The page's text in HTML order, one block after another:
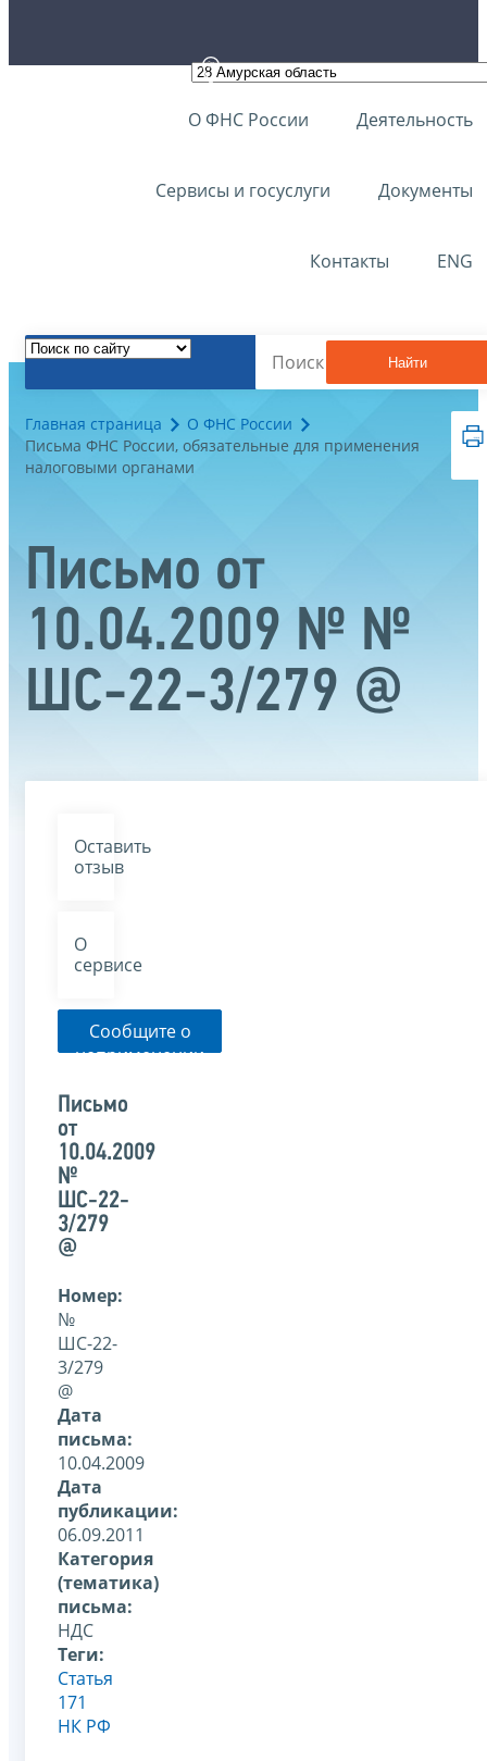
О ФНС России Деятельность
Сервисы и госуслуги Документы
Контакты ENG
Найти
Главная страница
О ФНС России
Письма ФНС России, обязательные для применения
налоговыми органами
Письмо от
10.04.2009 № №
ШС-22-3/279 @
Оставить
отзыв
О
сервисе
Сообщите о
неприменении
органом
письма
Письмо
от
10.04.2009
№
ШС-22-
3/279
@
Номер:
№
ШС-22-
3/279
@
Дата
письма:
10.04.2009
Дата
публикации:
06.09.2011
Категория
(тематика)
письма:
НДС
Теги:
Статья
171
НК РФ